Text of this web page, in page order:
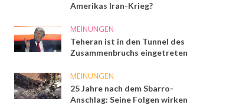
Amerikas Iran-Krieg?
MEINUNGEN
Teheran ist in den Tunnel des
Zusammenbruchs eingetreten
MEINUNGEN
25 Jahre nach dem Sbarro-
Anschlag: Seine Folgen wirken